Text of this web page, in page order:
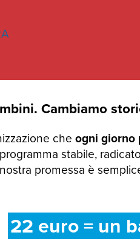
Cambiamo
che ogni giorno
stabile,
promessa è
22 euro = un